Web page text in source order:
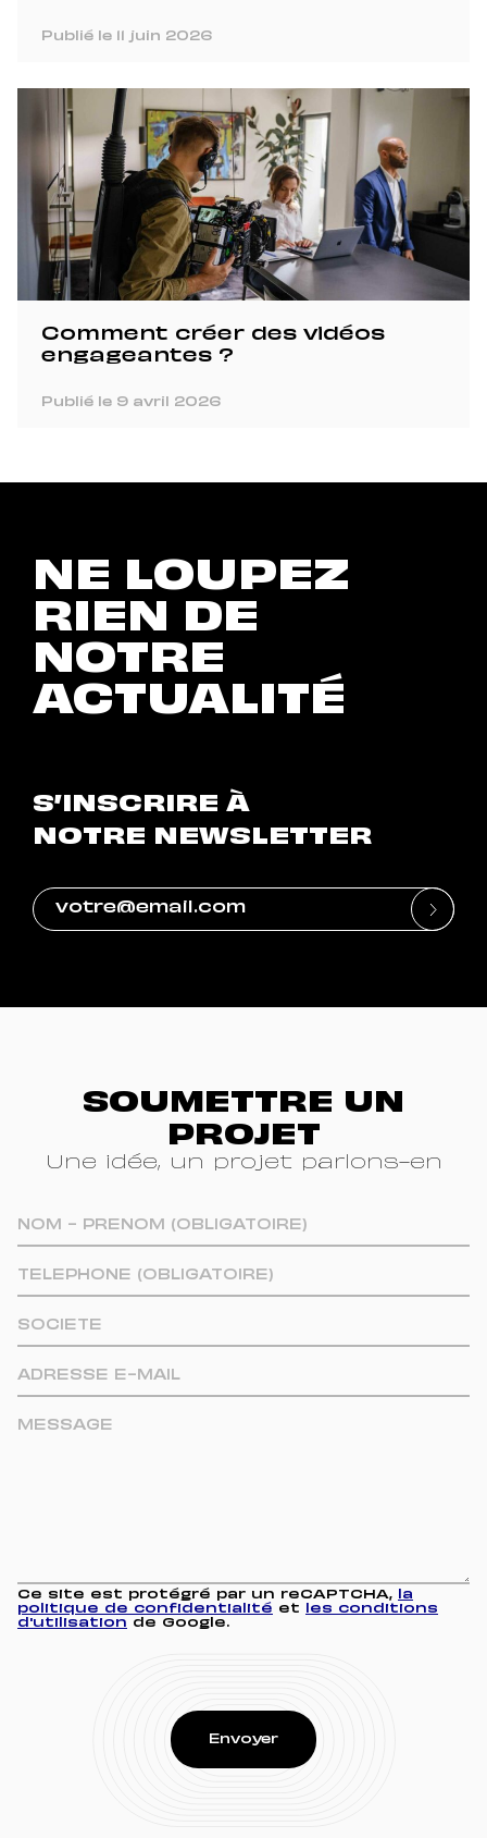
Publié le 11 juin 2026
Comment créer des vidéos
engageantes ?
Publié le 9 avril 2026
NE LOUPEZ
RIEN DE
NOTRE
ACTUALITÉ
S’INSCRIRE À
NOTRE NEWSLETTER
SOUMETTRE UN
PROJET
Une idée, un projet parlons-en
Ce site est protégré par un reCAPTCHA,
la
politique de confidentialité et
les conditions
d'utilisation de Google.